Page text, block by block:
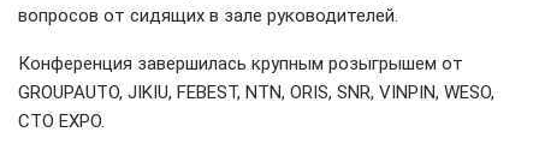
вопросов от сидящих в зале руководителей.
Конференция завершилась крупным розыгрышем от
GROUPAUTO, JIKIU, FEBEST, NTN, ORIS, SNR, VINPIN, WESO,
СТО EXPO.